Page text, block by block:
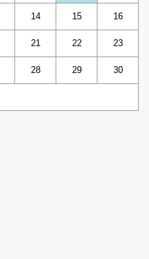
14 15 16
21 22 23
28 29 30